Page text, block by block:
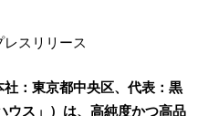
スリリース
：東京都中央区、代表：黒
ウス」）は、高純度かつ高品